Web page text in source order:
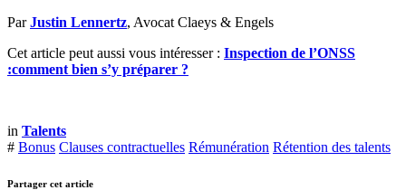
ParJustin Lennertz, Avocat Claeys & Engels
Cet article peut aussi vous intéresser : Inspection de l’ONSS
:comment bien s’y préparer ?
in Talents
# Bonus Clauses contractuelles Rémunération Rétention des talents
Partager cet article